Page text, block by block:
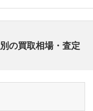
の買取相場・査定